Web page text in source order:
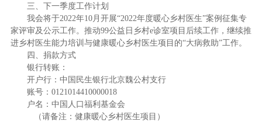
三、下一季度工作计划
我会将于2022年10月开展“2022年度暖心乡村医生”案例征集专
家评审及公示工作。推动99公益日乡村e诊室项目后续工作，继续推
进乡村医生能力培训与健康暖心乡村医生项目的“大病救助”工作。
四、捐款方式
银行转账：
开户行：中国民生银行北京魏公村支行
账号：0121014410000018
户名：中国人口福利基金会
（请备注：健康暖心乡村医生项目）